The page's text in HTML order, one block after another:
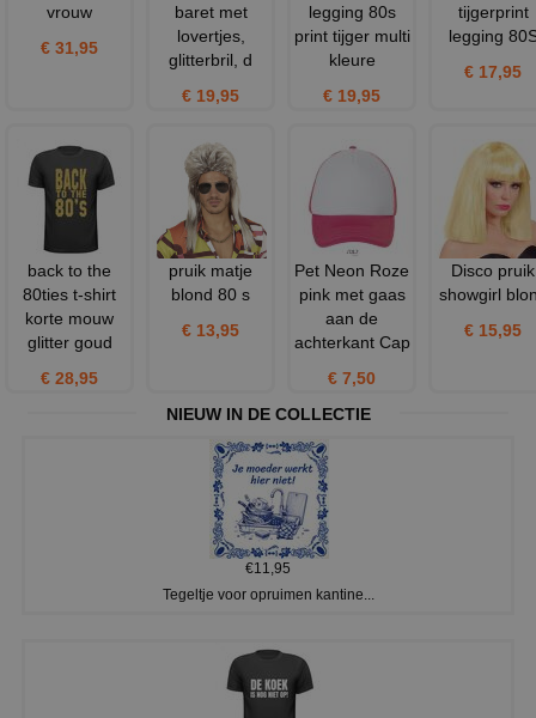
vrouw
€ 31,95
baret met
lovertjes,
glitterbril, d
€ 19,95
legging 80s
print tijger multi
kleure
€ 19,95
tijgerprint
legging
€ 17,95
back to the
80ties t-shirt
korte mouw
glitter goud
€ 28,95
pruik matje
blond 80 s
€ 13,95
Pet Neon Roze
pink met gaas
aan de
achterkant Cap
€ 7,50
Disco pruik
showgirl
€ 15,95
NIEUW IN DE COLLECTIE
€11,95
Tegeltje voor opruimen kantine...